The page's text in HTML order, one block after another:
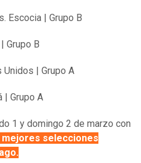
Escocia | Grupo B
Grupo B
| Grupo A
| Grupo A
1 y domingo 2 de marzo con
mejores selecciones